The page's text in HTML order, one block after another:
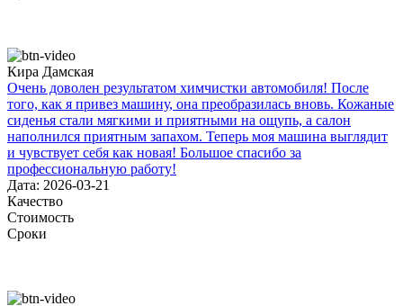
Кира Дамская
Очень доволен результатом химчистки автомобиля! После
того, как я привез машину, она преобразилась вновь. Кожаные
сиденья стали мягкими и приятными на ощупь, а салон
наполнился приятным запахом. Теперь моя машина выглядит
и чувствует себя как новая! Большое спасибо за
профессиональную работу!
Дата: 2026-03-21
Качество
Стоимость
Сроки